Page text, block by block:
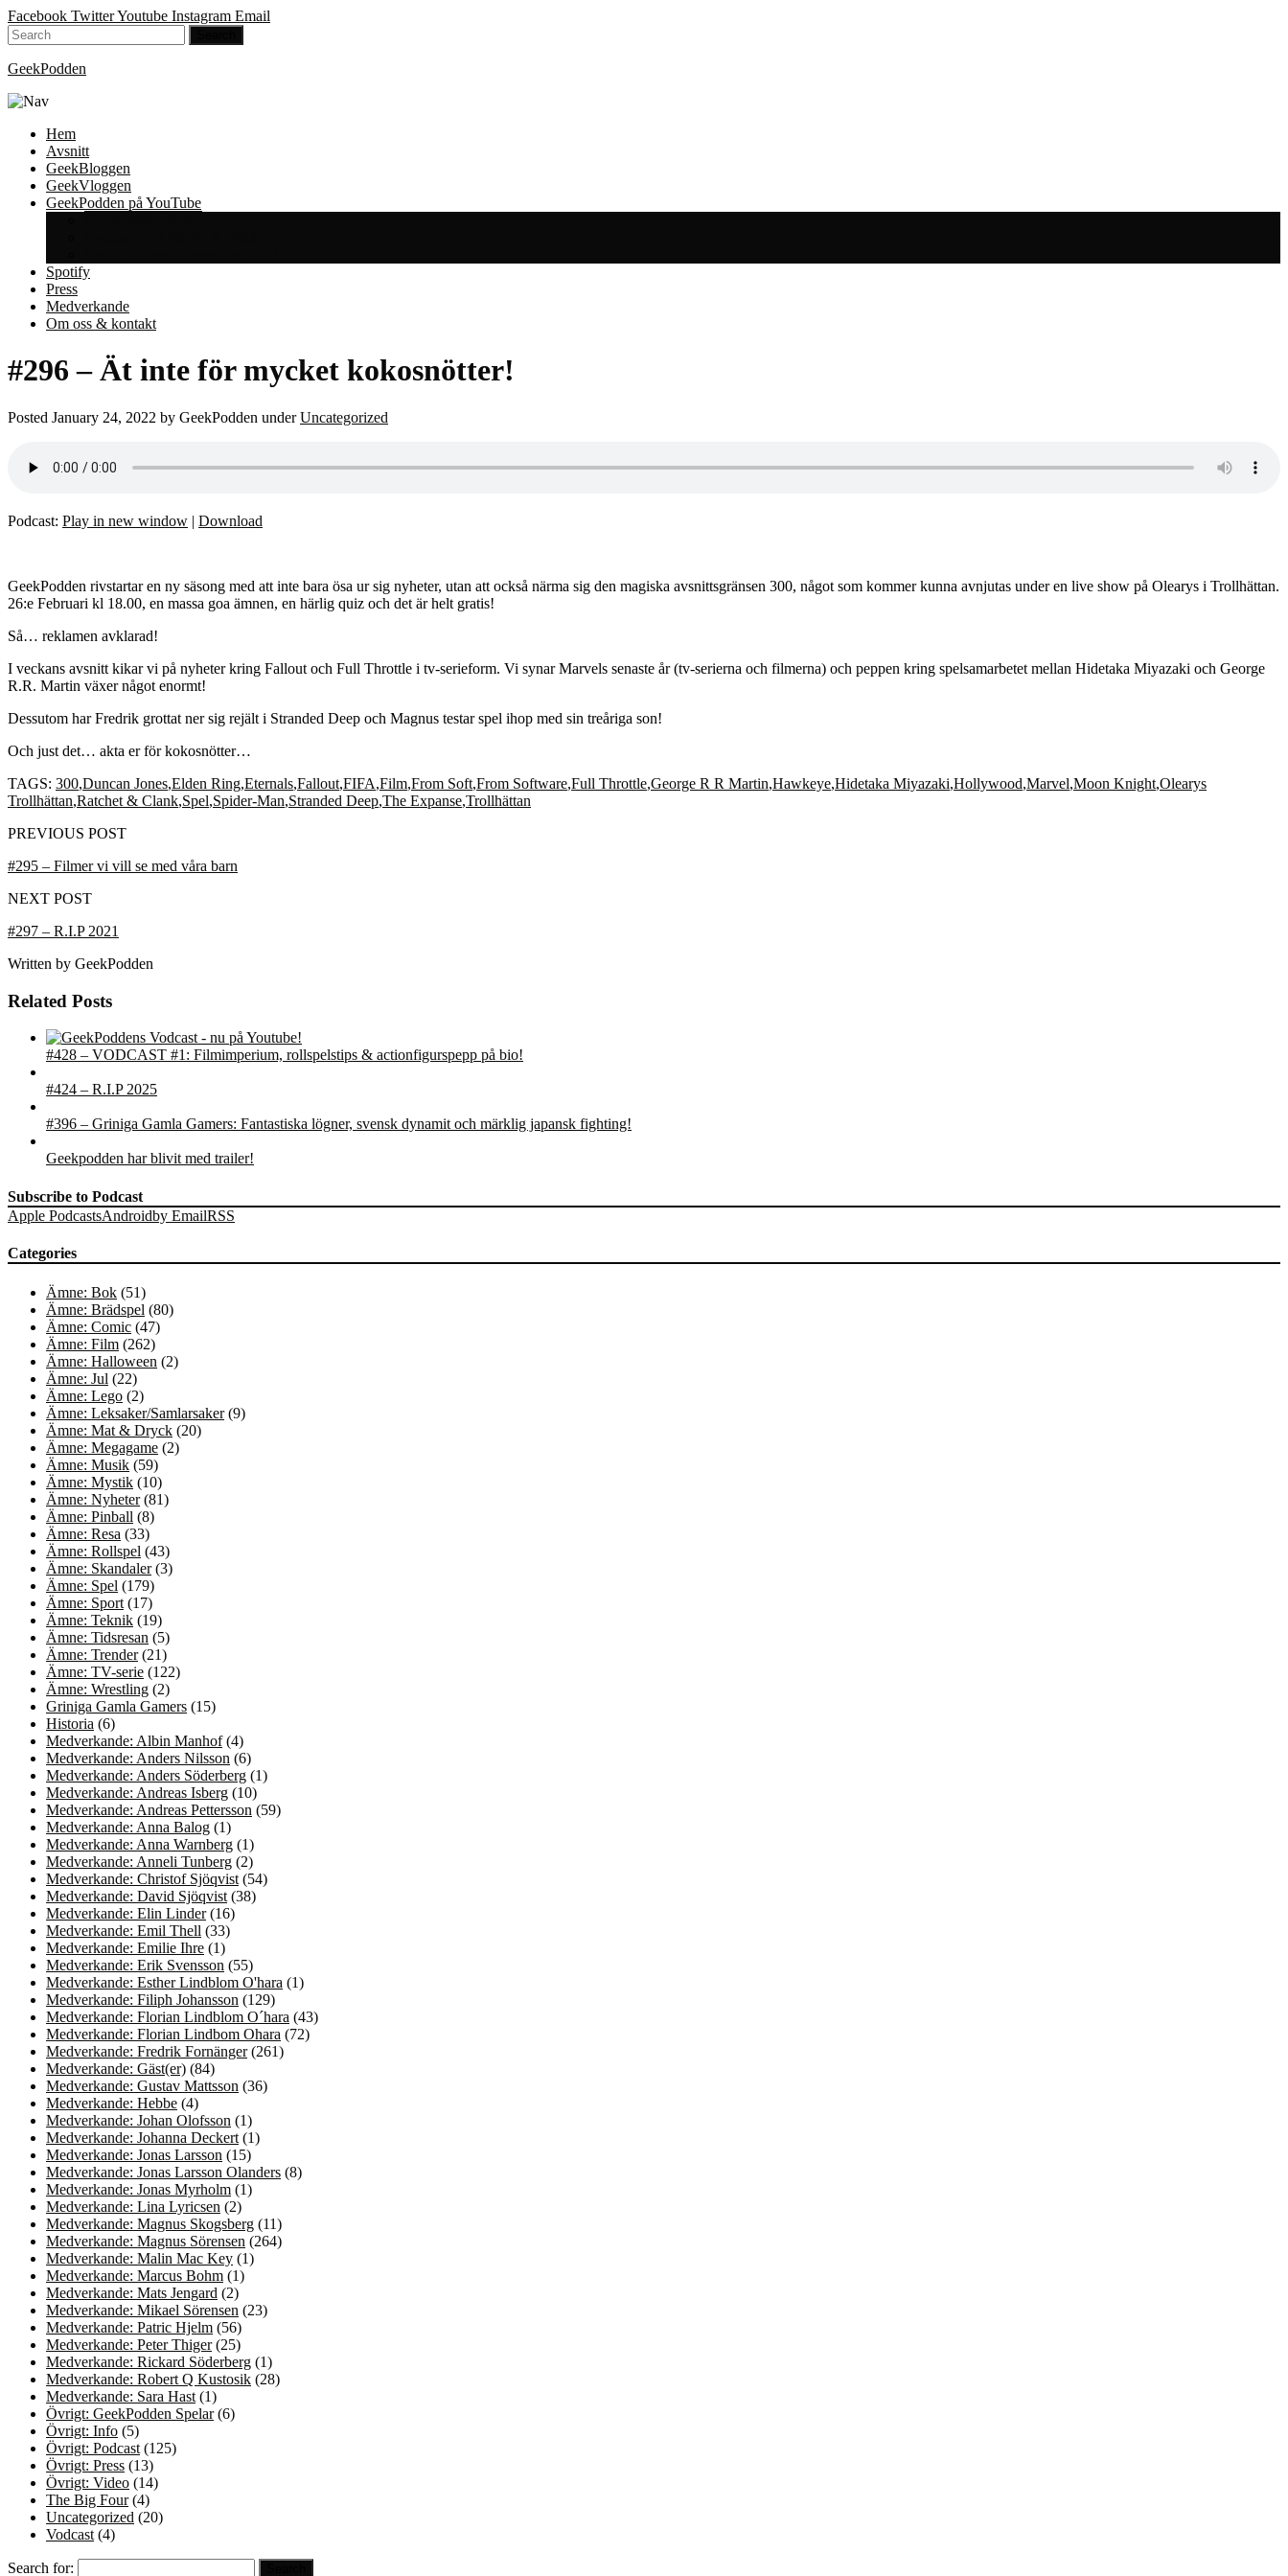
Facebook TwitterYoutube Instagram Email
GeekPodden
Hem
Avsnitt
GeekBloggen
GeekVloggen
GeekPodden på YouTube
Spotify
Press
Medverkande
Om oss & kontakt
#296 – Ät inte för mycket kokosnötter!
Posted January 24, 2022 by GeekPodden underUncategorized
Podcast: Play in new window | Download
GeekPodden rivstartar en ny säsong med att inte bara ösa ur sig nyheter, utan att också närma sig den magiska avsnittsgränsen 300, något som kommer kunna avnjutas under en live show på Olearys i Trollhättan.
26:e Februari kl 18.00, en massa goa ämnen, en härlig quiz och det är helt gratis!
Så… reklamen avklarad!
I veckans avsnitt kikar vi på nyheter kring Fallout och Full Throttle i tv-serieform. Vi synar Marvels senaste år (tv-serierna och filmerna) och peppen kring spelsamarbetet mellan Hidetaka Miyazaki och George
R.R. Martin växer något enormt!
Dessutom har Fredrik grottat ner sig rejält i Stranded Deep och Magnus testar spel ihop med sin treåriga son!
Och just det… akta er för kokosnötter…
TAGS: 300,Duncan Jones,Elden Ring,Eternals,Fallout,FIFA,Film,From Soft,From Software,Full Throttle,George R R Martin,Hawkeye,Hidetaka Miyazaki,Hollywood,Marvel,Moon Knight,Olearys
Trollhättan,Ratchet & Clank,Spel,Spider-Man,Stranded Deep,The Expanse,Trollhättan
PREVIOUS POST
#295 – Filmer vi vill se med våra barn
NEXT POST
#297 – R.I.P 2021
Written by GeekPodden
Related Posts
#428 – VODCAST #1: Filmimperium, rollspelstips & actionfigurspepp på bio!
#424 – R.I.P 2025
#396 – Griniga Gamla Gamers: Fantastiska lögner, svensk dynamit och märklig japansk fighting!
Geekpodden har blivit med trailer!
Subscribe to Podcast
Apple PodcastsAndroidby EmailRSS
Categories
Ämne: Bok (51)
Ämne: Brädspel (80)
Ämne: Comic (47)
Ämne: Film (262)
Ämne: Halloween (2)
Ämne: Jul (22)
Ämne: Lego (2)
Ämne: Leksaker/Samlarsaker(9)
Ämne: Mat & Dryck (20)
Ämne: Megagame (2)
Ämne: Musik (59)
Ämne: Mystik (10)
Ämne: Nyheter(81)
Ämne: Pinball (8)
Ämne: Resa (33)
Ämne: Rollspel (43)
Ämne: Skandaler(3)
Ämne: Spel (179)
Ämne: Sport (17)
Ämne: Teknik (19)
Ämne: Tidsresan (5)
Ämne: Trender(21)
Ämne: TV-serie (122)
Ämne: Wrestling (2)
Griniga Gamla Gamers (15)
Historia (6)
Medverkande: Albin Manhof(4)
Medverkande: Anders Nilsson (6)
Medverkande: Anders Söderberg (1)
Medverkande: Andreas Isberg (10)
Medverkande: Andreas Pettersson (59)
Medverkande: Anna Balog (1)
Medverkande: Anna Warnberg (1)
Medverkande: Anneli Tunberg (2)
Medverkande: Christof Sjöqvist (54)
Medverkande: David Sjöqvist (38)
Medverkande: Elin Linder(16)
Medverkande: Emil Thell (33)
Medverkande: Emilie Ihre (1)
Medverkande: Erik Svensson (55)
Medverkande: Esther Lindblom O'hara (1)
Medverkande: Filiph Johansson (129)
Medverkande: Florian Lindblom O´hara (43)
Medverkande: Florian Lindbom Ohara (72)
Medverkande: Fredrik Fornänger(261)
Medverkande: Gäst(er) (84)
Medverkande: Gustav Mattsson (36)
Medverkande: Hebbe (4)
Medverkande: Johan Olofsson (1)
Medverkande: Johanna Deckert (1)
Medverkande: Jonas Larsson (15)
Medverkande: Jonas Larsson Olanders (8)
Medverkande: Jonas Myrholm (1)
Medverkande: Lina Lyricsen (2)
Medverkande: Magnus Skogsberg (11)
Medverkande: Magnus Sörensen (264)
Medverkande: Malin Mac Key (1)
Medverkande: Marcus Bohm (1)
Medverkande: Mats Jengard (2)
Medverkande: Mikael Sörensen (23)
Medverkande: Patric Hjelm (56)
Medverkande: Peter Thiger(25)
Medverkande: Rickard Söderberg (1)
Medverkande: Robert Q Kustosik (28)
Medverkande: Sara Hast (1)
Övrigt: GeekPodden Spelar(6)
Övrigt: Info (5)
Övrigt: Podcast (125)
Övrigt: Press (13)
Övrigt: Video (14)
The Big Four(4)
Uncategorized (20)
Vodcast (4)
Search for: